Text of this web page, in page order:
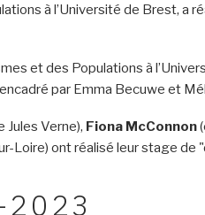
à l’Université de Brest, a
et des Populations à
par Emma Becuwe et
Jules Verne), Fiona McConnon
Loire) ont réalisé leur stage de
2023